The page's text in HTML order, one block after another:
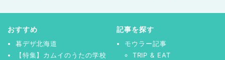
おすすめ
暮デザ北海道
【特集】カムイのうたの学校
記事を探す
モウラー記事
TRIP & EAT